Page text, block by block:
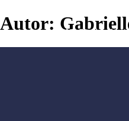
Autor: